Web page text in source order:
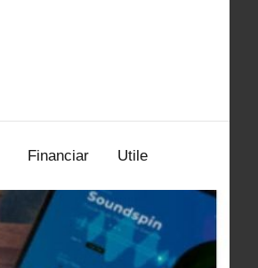
Financiar Utile